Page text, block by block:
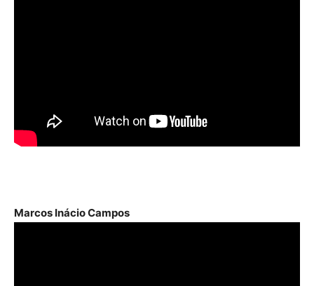
Marcos Inácio Campos